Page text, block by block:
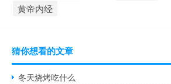
黄帝内经
猜你想看的文章
冬天烧烤吃什么